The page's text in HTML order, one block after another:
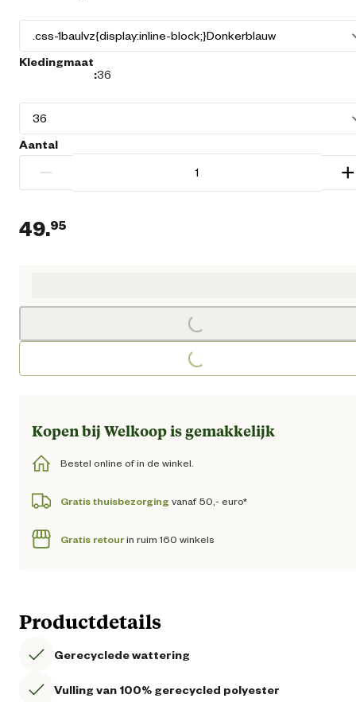
Kledingmaat
:36
Aantal
− +
49.95
Loading...
Loading...
Kopen bij Welkoop is gemakkelijk
Bestel online of in de winkel.
Gratis thuisbezorging vanaf 50,- euro*
Gratis retourin ruim 160 winkels
Productdetails
Gerecyclede wattering
Vulling van 100% gerecycled polyester